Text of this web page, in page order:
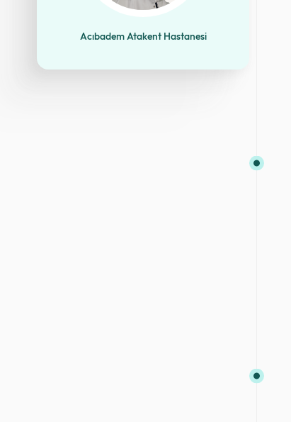
Acıbadem Atakent Hastanesi